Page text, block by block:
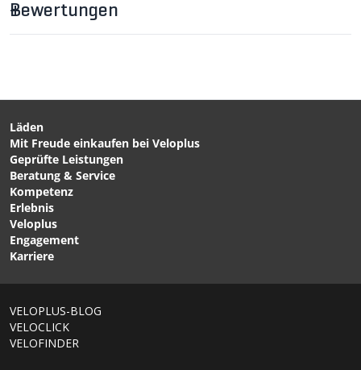
CHF 44.90
LUMOTEC IQ UPP E für E-
Bikes 35lx von BUSCH
UND MÜLLER
CHF 26.90
Bewertungen
Läden
Mit Freude einkaufen bei Veloplus
Geprüfte Leistungen
Beratung & Service
Kompetenz
Erlebnis
Veloplus
Engagement
Karriere
VELOPLUS-BLOG
VELOCLICK
VELOFINDER